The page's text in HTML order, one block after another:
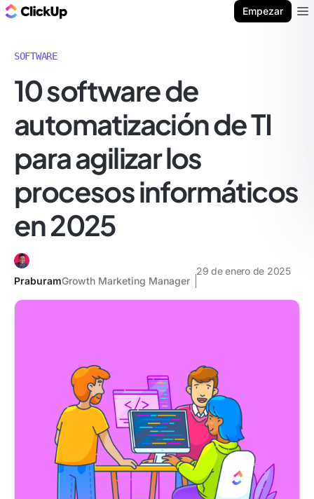
Empezar
SOFTWARE
10 software de
automatización de TI
para agilizar los
procesos informáticos
en 2025
PraburamGrowth Marketing Manager
29 de enero de 2025